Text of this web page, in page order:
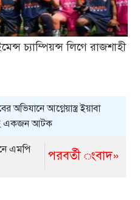
চ্যাম্পিয়ন্স লিগে রাজশাহী
অভিযানে আগ্নেয়াস্ত্র ইয়াবা
একজন আটক
পরবর্তী ংবাদ»
এমপি